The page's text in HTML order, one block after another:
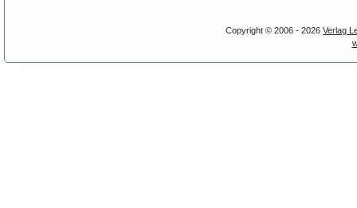
Copyright © 2006 - 2026 Verlag